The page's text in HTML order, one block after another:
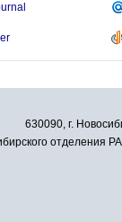
630090, г.
отделения